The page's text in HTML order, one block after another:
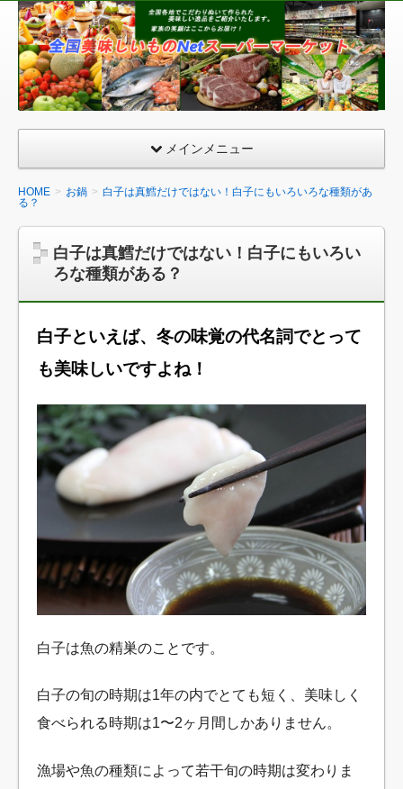
全
国
美
味
も
の
ッ
ト
ス
ー
ー
メインメニュー
HOME お鍋
白子は真鱈だけではない！白子にもいろいろな種類があ
る？
白子は真鱈だけではない！白子にもいろい
ろな種類がある？
白子といえば、冬の味覚の代名詞でとって
も美味しいですよね！
白子は魚の精巣のことです。
白子の旬の時期は1年の内でとても短く、美味しく
食べられる時期は1〜2ヶ月間しかありません。
漁場や魚の種類によって若干旬の時期は変わりま